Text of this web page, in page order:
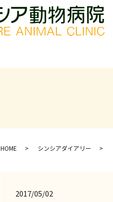
HOME シンシアダイアリー
2017/05/02